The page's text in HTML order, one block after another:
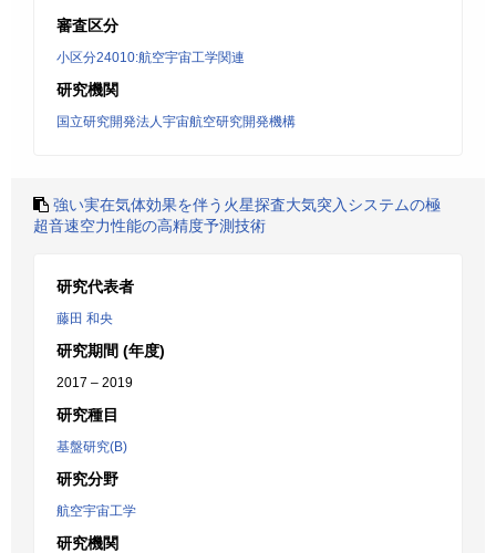
審査区分
小区分24010:航空宇宙工学関連
研究機関
国立研究開発法人宇宙航空研究開発機構
強い実在気体効果を伴う火星探査大気突入システムの極
超音速空力性能の高精度予測技術
研究代表者
藤田 和央
研究期間 (年度)
2017 – 2019
研究種目
基盤研究(B)
研究分野
航空宇宙工学
研究機関